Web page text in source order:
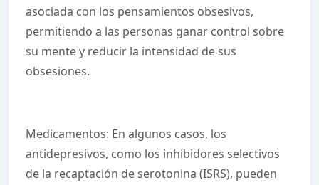
asociada con los pensamientos obsesivos,
permitiendo a las personas ganar control sobre
su mente y reducir la intensidad de sus
obsesiones.
Medicamentos: En algunos casos, los
antidepresivos, como los inhibidores selectivos
de la recaptación de serotonina (ISRS), pueden